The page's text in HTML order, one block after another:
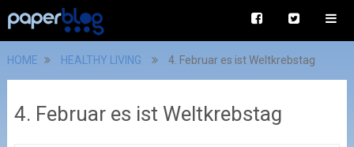
HOME HEALTHY LIVING 4. Februar es ist Weltkrebstag
4. Februar es ist Weltkrebstag